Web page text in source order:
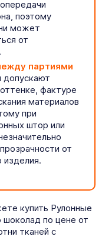
поэтому
может
от
партиями
допускают
фактуре
материалов
при
штор или
от
изделия.
купить Рулонные
по цене от
тканей с